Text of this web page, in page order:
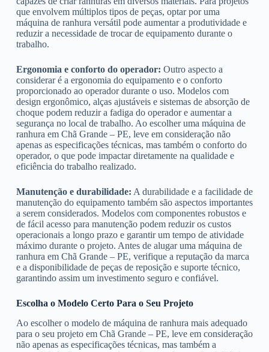
que envolvem múltiplos tipos de peças, optar por uma
máquina de ranhura versátil pode aumentar a produtividade e
reduzir a necessidade de trocar de equipamento durante o
trabalho.
Ergonomia e conforto do operador: Outro aspecto a
considerar é a ergonomia do equipamento e o conforto
proporcionado ao operador durante o uso. Modelos com
design ergonômico, alças ajustáveis e sistemas de absorção de
choque podem reduzir a fadiga do operador e aumentar a
segurança no local de trabalho. Ao escolher uma máquina de
ranhura em Chã Grande – PE, leve em consideração não
apenas as especificações técnicas, mas também o conforto do
operador, o que pode impactar diretamente na qualidade e
eficiência do trabalho realizado.
Manutenção e durabilidade: A durabilidade e a facilidade de
manutenção do equipamento também são aspectos importantes
a serem considerados. Modelos com componentes robustos e
de fácil acesso para manutenção podem reduzir os custos
operacionais a longo prazo e garantir um tempo de atividade
máximo durante o projeto. Antes de alugar uma máquina de
ranhura em Chã Grande – PE, verifique a reputação da marca
e a disponibilidade de peças de reposição e suporte técnico,
garantindo assim um investimento seguro e confiável.
Escolha o Modelo Certo Para o Seu Projeto
Ao escolher o modelo de máquina de ranhura mais adequado
para o seu projeto em Chã Grande – PE, leve em consideração
não apenas as especificações técnicas, mas também a